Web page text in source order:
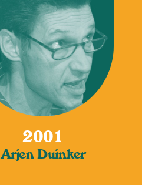
2001
Arjen Duinker